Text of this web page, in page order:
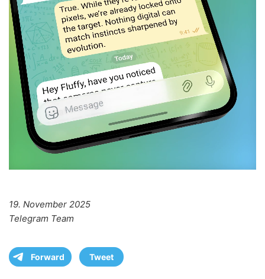
19. November 2025
Telegram Team
Forward Tweet